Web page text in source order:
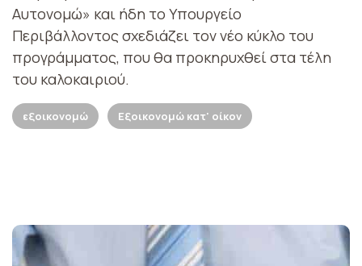
Αυτονομώ» και ήδη το Υπουργείο
Περιβάλλοντος σχεδιάζει τον νέο κύκλο του
προγράμματος, που θα προκηρυχθεί στα τέλη
του καλοκαιριού.
εξοικονομώ Εξοικονομώ κατ' οίκον